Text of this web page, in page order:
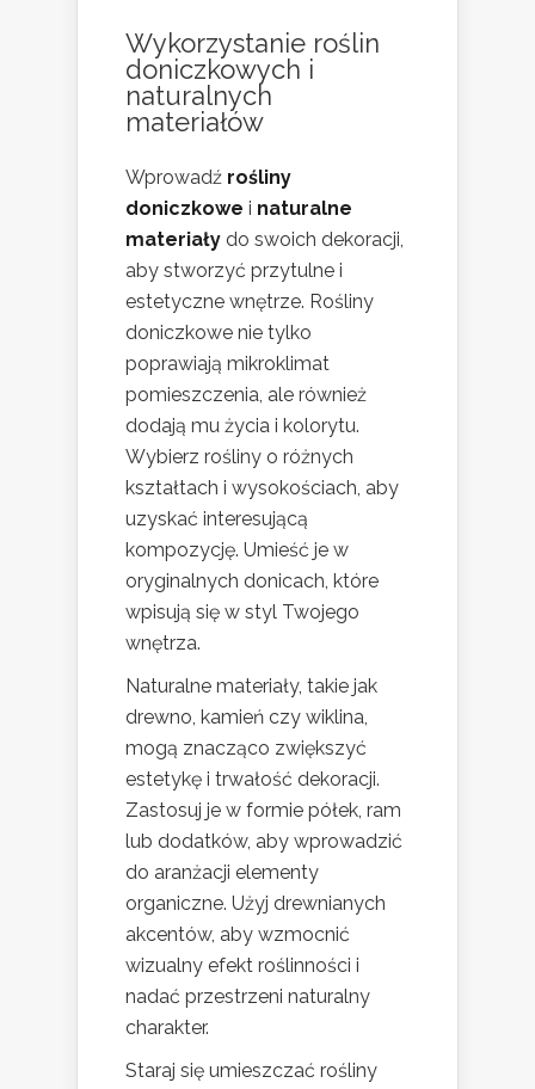
Wykorzystanie roślin
doniczkowych i
naturalnych
materiałów
Wprowadź rośliny
doniczkowe i naturalne
materiały do swoich dekoracji,
aby stworzyć przytulne i
estetyczne wnętrze. Rośliny
doniczkowe nie tylko
poprawiają mikroklimat
pomieszczenia, ale również
dodają mu życia i kolorytu.
Wybierz rośliny o różnych
kształtach i wysokościach, aby
uzyskać interesującą
kompozycję. Umieść je w
oryginalnych donicach, które
wpisują się w styl Twojego
wnętrza.
Naturalne materiały, takie jak
drewno, kamień czy wiklina,
mogą znacząco zwiększyć
estetykę i trwałość dekoracji.
Zastosuj je w formie półek, ram
lub dodatków, aby wprowadzić
do aranżacji elementy
organiczne. Użyj drewnianych
akcentów, aby wzmocnić
wizualny efekt roślinności i
nadać przestrzeni naturalny
charakter.
Staraj się umieszczać rośliny